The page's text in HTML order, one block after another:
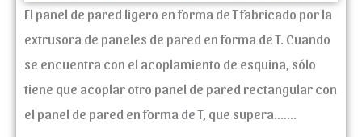
El panel de pared ligero en forma de T fabricado por la
extrusora de paneles de pared en forma de T. Cuando
se encuentra con el acoplamiento de esquina, sólo
tiene que acoplar otro panel de pared rectangular con
el panel de pared en forma de T, que supera.......